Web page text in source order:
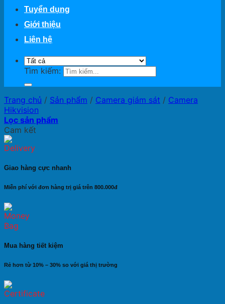
Tuyển dụng
Giới thiệu
Liên hệ
Tìm kiếm:
Trang chủ / Sản phẩm / Camera giám sát / Camera
Hikvision
Lọc sản phẩm
Cam kết
Giao hàng cực nhanh
Miễn phí với đơn hàng trị giá trên 800.000đ
Mua hàng tiết kiệm
Rẻ hơn từ 10% – 30% so với giá thị trường